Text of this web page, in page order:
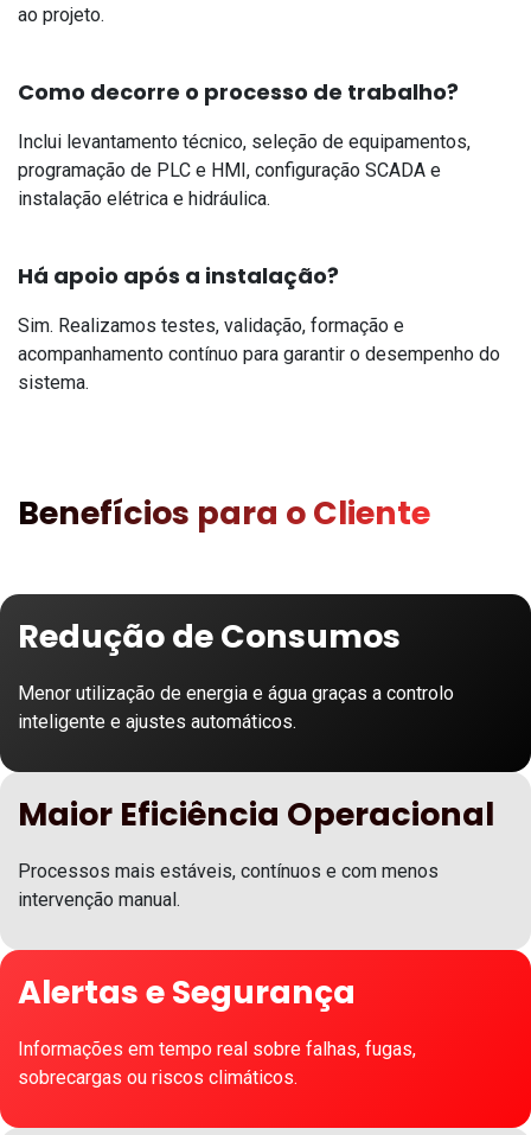
ao projeto.
Como decorre o processo de trabalho?
Inclui levantamento técnico, seleção de equipamentos,
programação de PLC e HMI, configuração SCADA e
instalação elétrica e hidráulica.
Há apoio após a instalação?
Sim. Realizamos testes, validação, formação e
acompanhamento contínuo para garantir o desempenho do
sistema.
Benefícios para o Cliente